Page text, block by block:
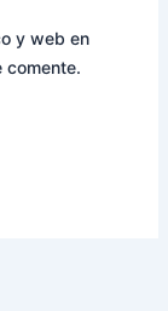
y web en
comente.